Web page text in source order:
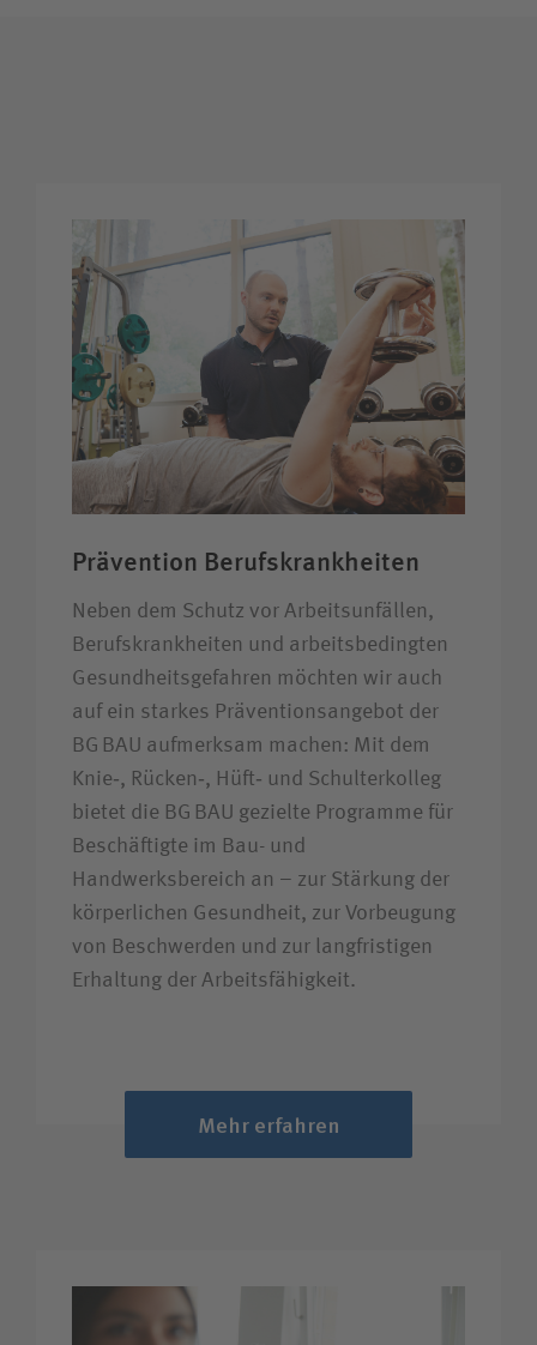
Prävention Berufskrankheiten
Neben dem Schutz vor Arbeitsunfällen,
Berufskrankheiten und arbeitsbedingten
Gesundheitsgefahren möchten wir auch
auf ein starkes Präventionsangebot der
BG BAU aufmerksam machen: Mit dem
Knie‑, Rücken‑, Hüft‑ und Schulterkolleg
bietet die BG BAU gezielte Programme für
Beschäftigte im Bau- und
Handwerksbereich an – zur Stärkung der
körperlichen Gesundheit, zur Vorbeugung
von Beschwerden und zur langfristigen
Erhaltung der Arbeitsfähigkeit.
Mehr erfahren